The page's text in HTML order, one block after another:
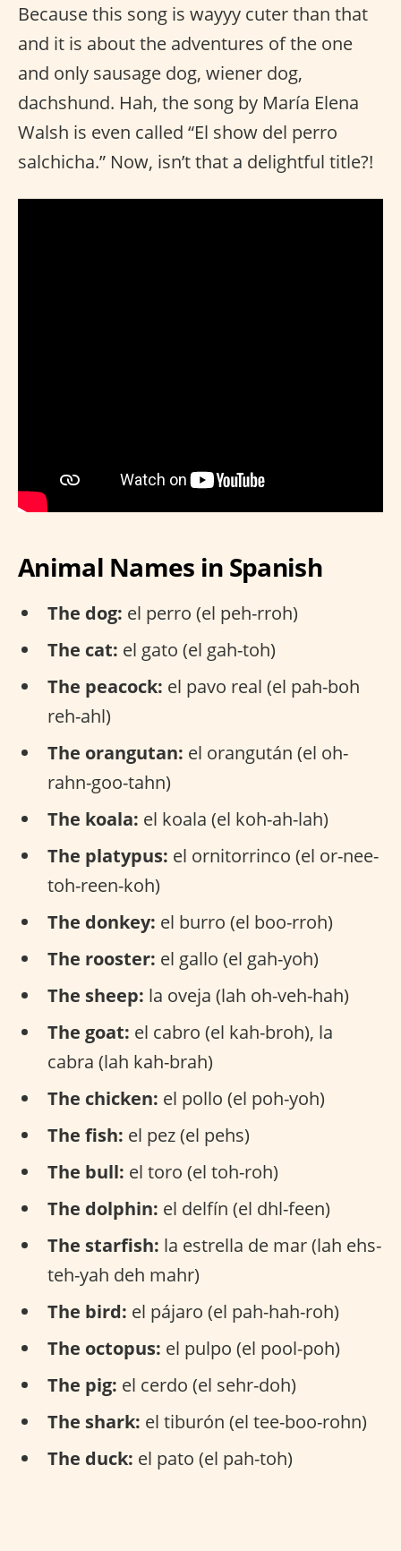
Because this song is wayyy cuter than that
and it is about the adventures of the one
and only sausage dog, wiener dog,
dachshund. Hah, the song by María Elena
Walsh is even called “El show del perro
salchicha.” Now, isn’t that a delightful title?!
Animal Names in Spanish
The dog: el perro (el peh-rroh)
The cat: el gato (el gah-toh)
The peacock: el pavo real (el pah-boh
reh-ahl)
The orangutan: el orangután (el oh-
rahn-goo-tahn)
The koala: el koala (el koh-ah-lah)
The platypus: el ornitorrinco (el or-nee-
toh-reen-koh)
The donkey: el burro (el boo-rroh)
The rooster: el gallo (el gah-yoh)
The sheep: la oveja (lah oh-veh-hah)
The goat: el cabro (el kah-broh), la
cabra (lah kah-brah)
The chicken: el pollo (el poh-yoh)
The fish: el pez (el pehs)
The bull: el toro (el toh-roh)
The dolphin: el delfín (el dhl-feen)
The starfish: la estrella de mar (lah ehs-
teh-yah deh mahr)
The bird: el pájaro (el pah-hah-roh)
The octopus: el pulpo (el pool-poh)
The pig: el cerdo (el sehr-doh)
The shark: el tiburón (el tee-boo-rohn)
The duck: el pato (el pah-toh)